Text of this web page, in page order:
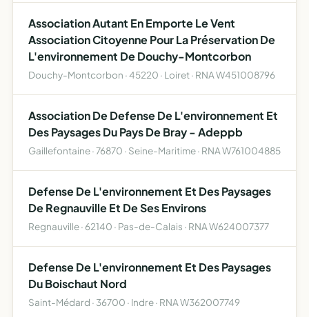
Association Autant En Emporte Le Vent
Association Citoyenne Pour La Préservation De
L'environnement De Douchy-Montcorbon
Douchy-Montcorbon · 45220 · Loiret · RNA W451008796
Association De Defense De L'environnement Et
Des Paysages Du Pays De Bray - Adeppb
Gaillefontaine · 76870 · Seine-Maritime · RNA W761004885
Defense De L'environnement Et Des Paysages
De Regnauville Et De Ses Environs
Regnauville · 62140 · Pas-de-Calais · RNA W624007377
Defense De L'environnement Et Des Paysages
Du Boischaut Nord
Saint-Médard · 36700 · Indre · RNA W362007749